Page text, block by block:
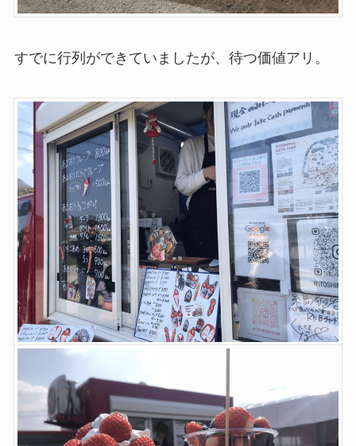
すでに行列ができていましたが、待つ価値アリ。